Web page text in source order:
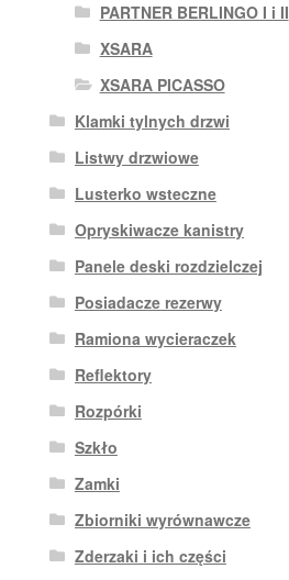
PARTNER BERLINGO I i II
XSARA
XSARA PICASSO
Klamki tylnych drzwi
Listwy drzwiowe
Lusterko wsteczne
Opryskiwacze kanistry
Panele deski rozdzielczej
Posiadacze rezerwy
Ramiona wycieraczek
Reflektory
Rozpórki
Szkło
Zamki
Zbiorniki wyrównawcze
Zderzaki i ich części